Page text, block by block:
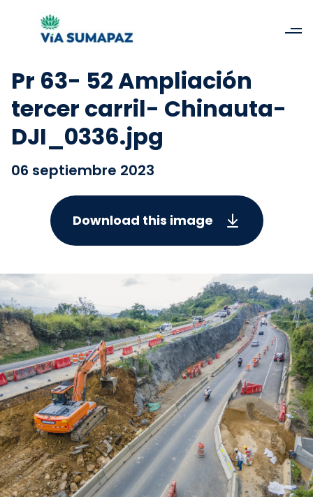
Pr 63- 52 Ampliación
tercer carril- Chinauta-
DJI_0336.jpg
06 septiembre 2023
Download this image